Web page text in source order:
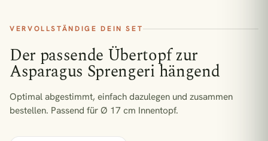
VERVOLLSTÄNDIGE DEIN SET
Der passende Übertopf zur
Asparagus Sprengeri hängend
Optimal abgestimmt, einfach dazulegen und zusammen
bestellen. Passend für Ø 17 cm Innentopf.